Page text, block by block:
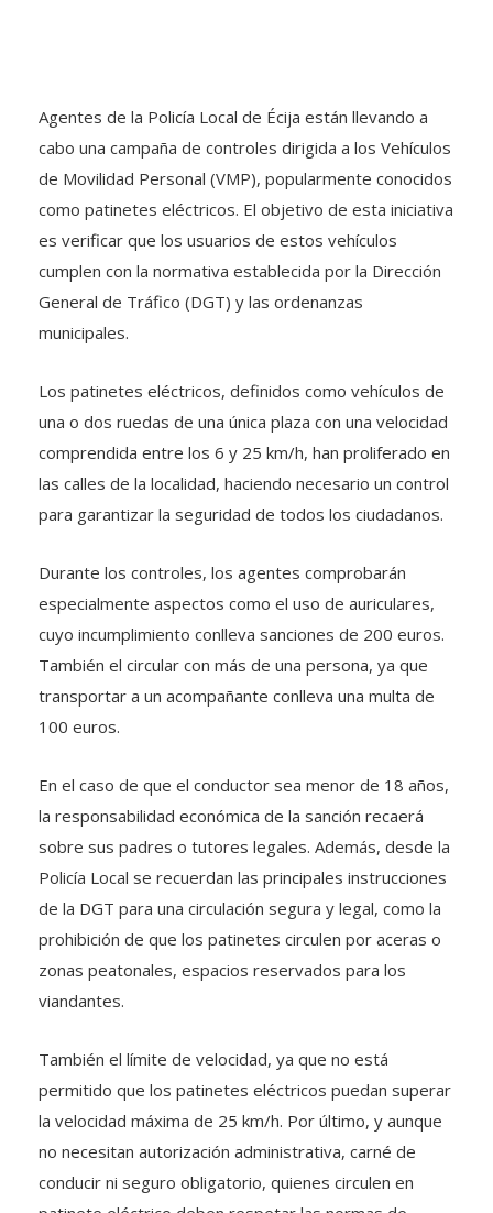
Agentes de la Policía Local de Écija están llevando a
cabo una campaña de controles dirigida a los Vehículos
de Movilidad Personal (VMP), popularmente conocidos
como patinetes eléctricos. El objetivo de esta iniciativa
es verificar que los usuarios de estos vehículos
cumplen con la normativa establecida por la Dirección
General de Tráfico (DGT) y las ordenanzas
municipales.
Los patinetes eléctricos, definidos como vehículos de
una o dos ruedas de una única plaza con una velocidad
comprendida entre los 6 y 25 km/h, han proliferado en
las calles de la localidad, haciendo necesario un control
para garantizar la seguridad de todos los ciudadanos.
Durante los controles, los agentes comprobarán
especialmente aspectos como el uso de auriculares,
cuyo incumplimiento conlleva sanciones de 200 euros.
También el circular con más de una persona, ya que
transportar a un acompañante conlleva una multa de
100 euros.
En el caso de que el conductor sea menor de 18 años,
la responsabilidad económica de la sanción recaerá
sobre sus padres o tutores legales. Además, desde la
Policía Local se recuerdan las principales instrucciones
de la DGT para una circulación segura y legal, como la
prohibición de que los patinetes circulen por aceras o
zonas peatonales, espacios reservados para los
viandantes.
También el límite de velocidad, ya que no está
permitido que los patinetes eléctricos puedan superar
la velocidad máxima de 25 km/h. Por último, y aunque
no necesitan autorización administrativa, carné de
conducir ni seguro obligatorio, quienes circulen en